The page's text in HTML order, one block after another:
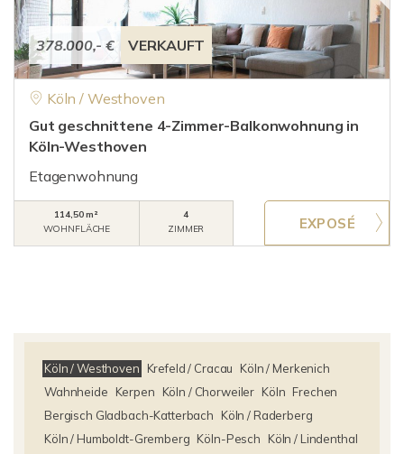
378.000,- € VERKAUFT
Köln / Westhoven
Gut geschnittene 4-Zimmer-Balkonwohnung in
Köln-Westhoven
Etagenwohnung
114,50 m²
WOHNFLÄCHE
4
ZIMMER
Köln / Westhoven Krefeld / Cracau
Köln / Merkenich
Wahnheide
Kerpen Köln / Chorweiler Köln Frechen
Bergisch Gladbach-Katterbach
Köln / Raderberg
Köln / Humboldt-Gremberg Köln-Pesch
Köln / Lindenthal